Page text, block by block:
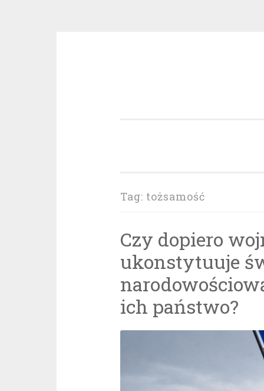
Tag: tożsamość
Czy dopiero
ukonstytuuje
ich państwo?